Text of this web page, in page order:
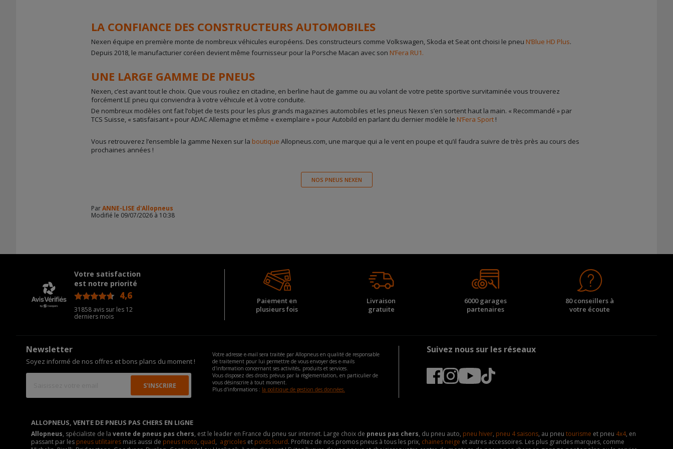
LA CONFIANCE DES CONSTRUCTEURS AUTOMOBILES
Nexen équipe en première monte de nombreux véhicules européens. Des constructeurs comme Volkswagen, Skoda et Seat ont choisi le pneu N’Blue HD Plus.
Depuis 2018, le manufacturier coréen devient même fournisseur pour la Porsche Macan avec son N’Fera RU1.
UNE LARGE GAMME DE PNEUS
Nexen, c’est avant tout le choix. Que vous rouliez en citadine, en berline haut de gamme ou au volant de votre petite sportive survitaminée vous trouverez
forcément LE pneu qui conviendra à votre véhicule et à votre conduite.
De nombreux modèles ont fait l’objet de tests pour les plus grands magazines automobiles et les pneus Nexen s’en sortent haut la main. « Recommandé » par
TCS Suisse, « satisfaisant » pour ADAC Allemagne et même « exemplaire » pour Autobild en parlant du dernier modèle le N’Fera Sport !
Vous retrouverez l’ensemble la gamme Nexen sur la boutique Allopneus.com, une marque qui a le vent en poupe et qu’il faudra suivre de très près au cours des
prochaines années !
NOS PNEUS NEXEN
ParANNE-LISE d'Allopneus
Modifié le 09/07/2026 à 10:38
Votre satisfaction
est notre priorité
4,6
31858 avis sur les 12
derniers mois
Paiement en
plusieurs fois
Livraison
gratuite
6000 garages
partenaires
80 conseillers à
votre écoute
Newsletter
Soyez informé de nos offres et bons plans du moment !
Votre adresse e-mail sera traitée par Allopneus en qualité de responsable
de traitement pour lui permettre de vous envoyer des e-mails
d'information concernant ses activités, produits et services.
Vous disposez des droits prévus par la règlementation, en particulier de
vous désinscrire à tout moment.
Plus d'informations : la politique de gestion des données.
Suivez nous sur les réseaux
ALLOPNEUS, VENTE DE PNEUS PAS CHERS EN LIGNE
Allopneus, spécialiste de la vente de pneus pas chers, est le leader en France du pneu sur internet. Large choix de pneus pas chers, du pneu auto, pneu hiver, pneu 4 saisons, au pneu tourisme et pneu 4x4, en
passant par les pneus utilitaires mais aussi de pneus moto, quad, agricoles et poids lourd. Profitez de nos promos pneus à tous les prix, chaines neige et autres accessoires. Les plus grandes marques, comme